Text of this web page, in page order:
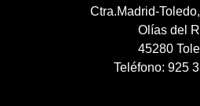
Ctra.Madrid-
Olías del
45280
Teléfono: 925